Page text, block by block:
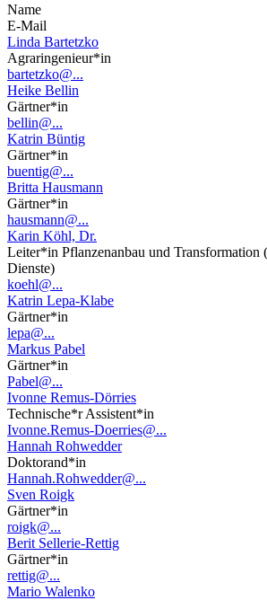
Name
E-Mail
Linda Bartetzko
Agraringenieur*in
bartetzko@...
Heike Bellin
Gärtner*in
bellin@...
Katrin Büntig
Gärtner*in
buentig@...
Britta Hausmann
Gärtner*in
hausmann@...
Karin Köhl, Dr.
Leiter*in Pflanzenanbau und Transformation
Dienste)
koehl@...
Katrin Lepa-Klabe
Gärtner*in
lepa@...
Markus Pabel
Gärtner*in
Pabel@...
Ivonne Remus-Dörries
Technische*r Assistent*in
Ivonne.Remus-Doerries@...
Hannah Rohwedder
Doktorand*in
Hannah.Rohwedder@...
Sven Roigk
Gärtner*in
roigk@...
Berit Sellerie-Rettig
Gärtner*in
rettig@...
Mario Walenko